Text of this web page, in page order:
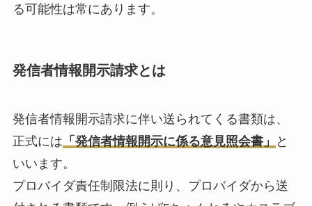
る可能性は常にあります。
発信者情報開示請求とは
発信者情報開示請求に伴い送られてくる書類は、
正式には 「発信者情報開示に係る意見照会書」
と
いいます。
プロバイダ責任制限法に則り、プロバイダから送